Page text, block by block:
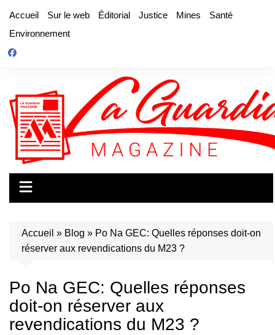
contenu
Accueil Sur le web Éditorial Justice Mines
Santé
Environnement
Accueil » Blog » Po Na GEC: Quelles réponses doit-on
réserver aux revendications du M23 ?
Po Na GEC: Quelles réponses
doit-on réserver aux
revendications du M23 ?